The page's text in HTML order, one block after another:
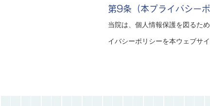
第9条（本プライバシー
当院は、個人情報保護を図るた
イバシーポリシーを本ウェブサ